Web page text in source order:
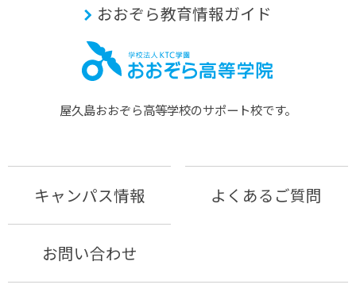
おおぞら教育情報ガイド
屋久島おおぞら⾼等学校のサポート校です。
キャンパス情報 よくあるご質問
お問い合わせ